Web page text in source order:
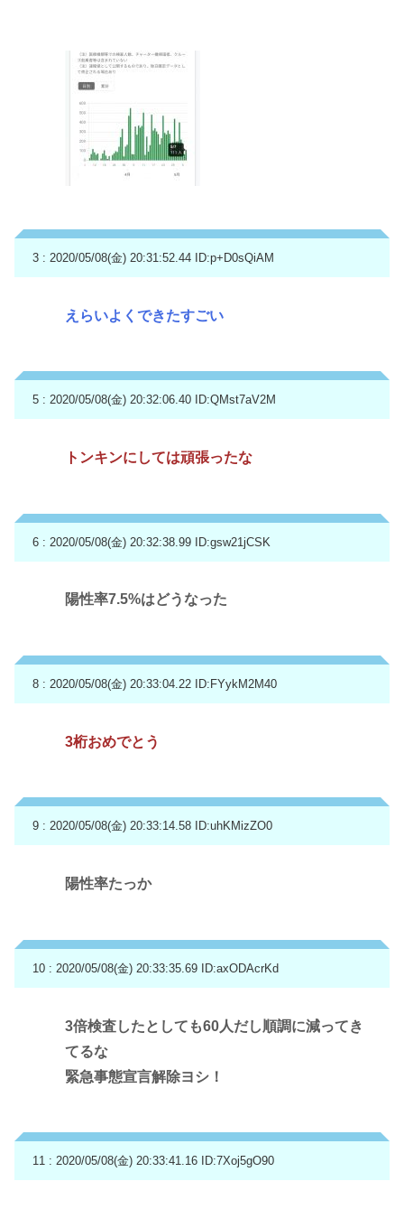
3 : 2020/05/08(金) 20:31:52.44 ID:p+D0sQiAM
えらいよくできたすごい
5 : 2020/05/08(金) 20:32:06.40 ID:QMst7aV2M
トンキンにしては頑張ったな
6 : 2020/05/08(金) 20:32:38.99 ID:gsw21jCSK
陽性率7.5%はどうなった
8 : 2020/05/08(金) 20:33:04.22 ID:FYykM2M40
3桁おめでとう
9 : 2020/05/08(金) 20:33:14.58 ID:uhKMizZO0
陽性率たっか
10 : 2020/05/08(金) 20:33:35.69 ID:axODAcrKd
3倍検査したとしても60人だし順調に減ってき
てるな
緊急事態宣言解除ヨシ！
11 : 2020/05/08(金) 20:33:41.16 ID:7Xoj5gO90